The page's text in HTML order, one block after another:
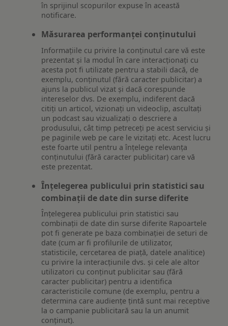
în sprijinul scopurilor expuse în această
notificare.
Măsurarea performanței conținutului
Informațiile cu privire la conținutul care vă este
prezentat și la modul în care interacționați cu
acesta pot fi utilizate pentru a stabili dacă, de
exemplu, conținutul (fără caracter publicitar) a
ajuns la publicul vizat și dacă corespunde
intereselor dvs. De exemplu, indiferent dacă
citiți un articol, vizionați un videoclip, ascultați
un podcast sau vizualizați o descriere a
produsului, cât timp petreceți pe acest serviciu și
pe paginile web pe care le vizitați etc. Acest lucru
este foarte util pentru a înțelege relevanța
conținutului (fără caracter publicitar) care vă
este prezentat.
Înțelegerea publicului prin statistici sau
combinații de date din surse diferite
Înțelegerea publicului prin statistici sau
combinații de date din surse diferite Rapoartele
pot fi generate pe baza combinației de seturi de
date (cum ar fi profilurile de utilizator,
statisticile, cercetarea de piață, datele analitice)
cu privire la interacțiunile dvs. și cele ale altor
utilizatori cu conținut publicitar sau (fără
caracter publicitar) pentru a identifica
caracteristicile comune (de exemplu, pentru a
determina care audiențe țintă sunt mai receptive
la o campanie publicitară sau la un anumit
conținut).